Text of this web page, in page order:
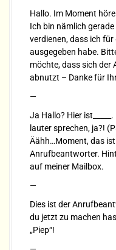
Hallo. Im Moment
Ich bin nämlich
verdienen, dass ich
ausgegeben habe.
möchte, dass sich der
abnutzt – Danke für
—
Ja Hallo? Hier
lauter sprechen, ja?!
Äähh…Moment, das
Anrufbeantworter.
auf meiner Mailbox.
—
Dies ist der
du jetzt zu machen
„Piep“!